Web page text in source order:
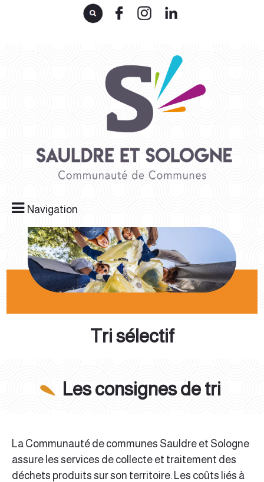
Navigation
Tri sélectif
Les consignes de tri
La Communauté de communes Sauldre et Sologne
assure les services de collecte et traitement des
déchets produits sur son territoire. Les coûts liés à